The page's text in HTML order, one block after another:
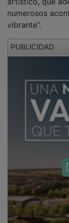
numerosos
vibrante”.